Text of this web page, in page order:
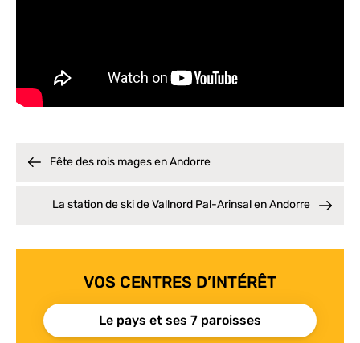
VOS CENTRES D’INTÉRÊT
Le pays et ses 7 paroisses
Fête des rois mages en Andorre
La station de ski de Vallnord Pal-Arinsal en Andorre